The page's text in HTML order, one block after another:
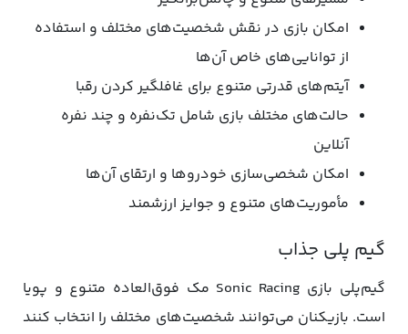
امکان بازی در نقش شخصیت‌های مختلف و استفاده
از توانایی‌های خاص آن‌ها
آیتم‌های قدرتی متنوع برای غافلگیر کردن رقبا
حالت‌های مختلف بازی شامل تک‌نفره و چند نفره
آنلاین
امکان شخصی‌سازی خودروها و ارتقای آن‌ها
مأموریت‌های متنوع و جوایز ارزشمند
گیم پلی جذاب
گیم‌پلی بازی Sonic Racing مک فوق‌العاده متنوع و پویا
است. بازیکنان می‌توانند شخصیت‌های مختلف را انتخاب کنند